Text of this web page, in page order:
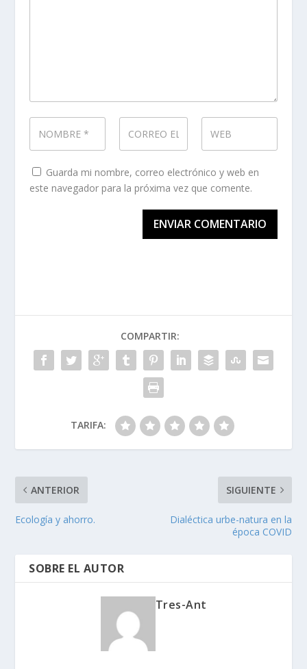
Guarda mi nombre, correo electrónico y web en
este navegador para la próxima vez que comente.
ENVIAR COMENTARIO
COMPARTIR:
TARIFA:
ANTERIOR
Ecología y ahorro.
SIGUIENTE
Dialéctica urbe-natura en la
época COVID
SOBRE EL AUTOR
Tres-Ant